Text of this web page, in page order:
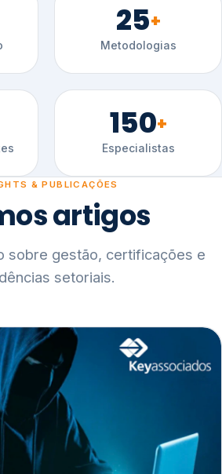
25+
Metodologias
150+
Especialistas
& PUBLICAÇÕES
artigos
sobre gestão, certificações e
setoriais.